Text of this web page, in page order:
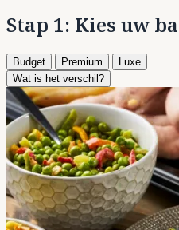
Stap 1: Kies uw
Budget Premium
Luxe
Wat is het verschil?